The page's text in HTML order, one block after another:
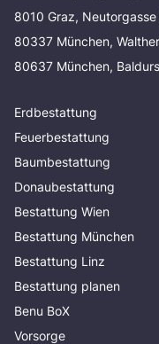
8010 Graz,
80337 München,
80637 München,
Erdbestattung
Feuerbestattung
Baumbestattung
Donaubestattung
Bestattung Wien
Bestattung München
Bestattung Linz
Bestattung planen
Benu BoX
Vorsorge